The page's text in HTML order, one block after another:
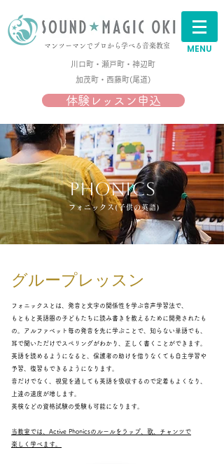
マンツーマンでプロから学べる音楽教室 MENU
川口町・瀬戸町・神辺町
加茂町・西藤町(尾道)​
体験レッスン申込
Phonics
フォニックス(子供の英語)
フォニックスとは、発音と文字の関係性を学ぶ音声学習法で、
もともと英語圏の子どもたちに読み書きを教えるために開発されたも
の。アルファベット毎の発音を先に学ぶことで、知らない単語でも、
耳で聞いただけでスペリングがわかり、正しく書くことができます。
英語を読めるようになると、保護者の助けを借りなくても自主学習や
予習、復習もできるようになります。
音だけでなく、視覚を通しても英語を吸収するので定着もよくなり、
上達の速度が増します。
英検などの資格試験の受験も可能になります。
当教室では、Active Phonicsのルールをラップ、歌、チャンツで
楽しく学べます。
​グループレッスン